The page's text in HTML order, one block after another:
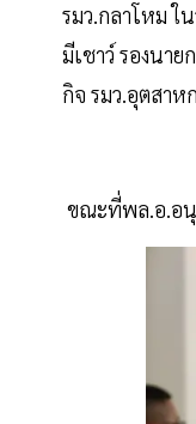
รมว.กลาโหม
มีเชาว์ รองนา
กิจ รมว.อุตสาห
ขณะที่พล.อ.อนุ